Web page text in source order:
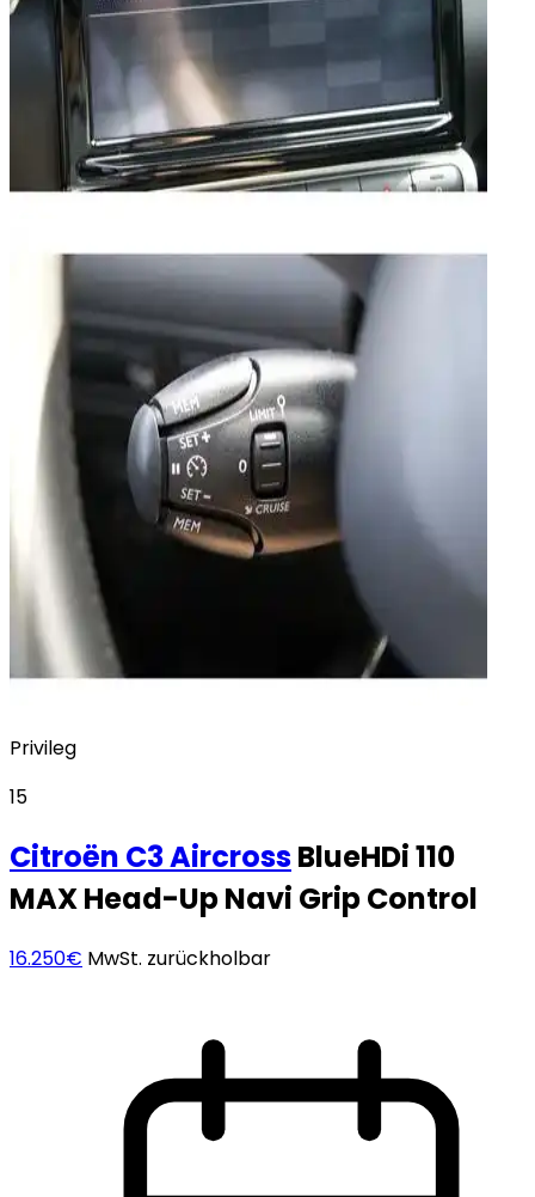
Privileg
15
Citroën C3 AircrossBlueHDi 110
MAX Head-Up Navi Grip Control
16.250€ MwSt. zurückholbar